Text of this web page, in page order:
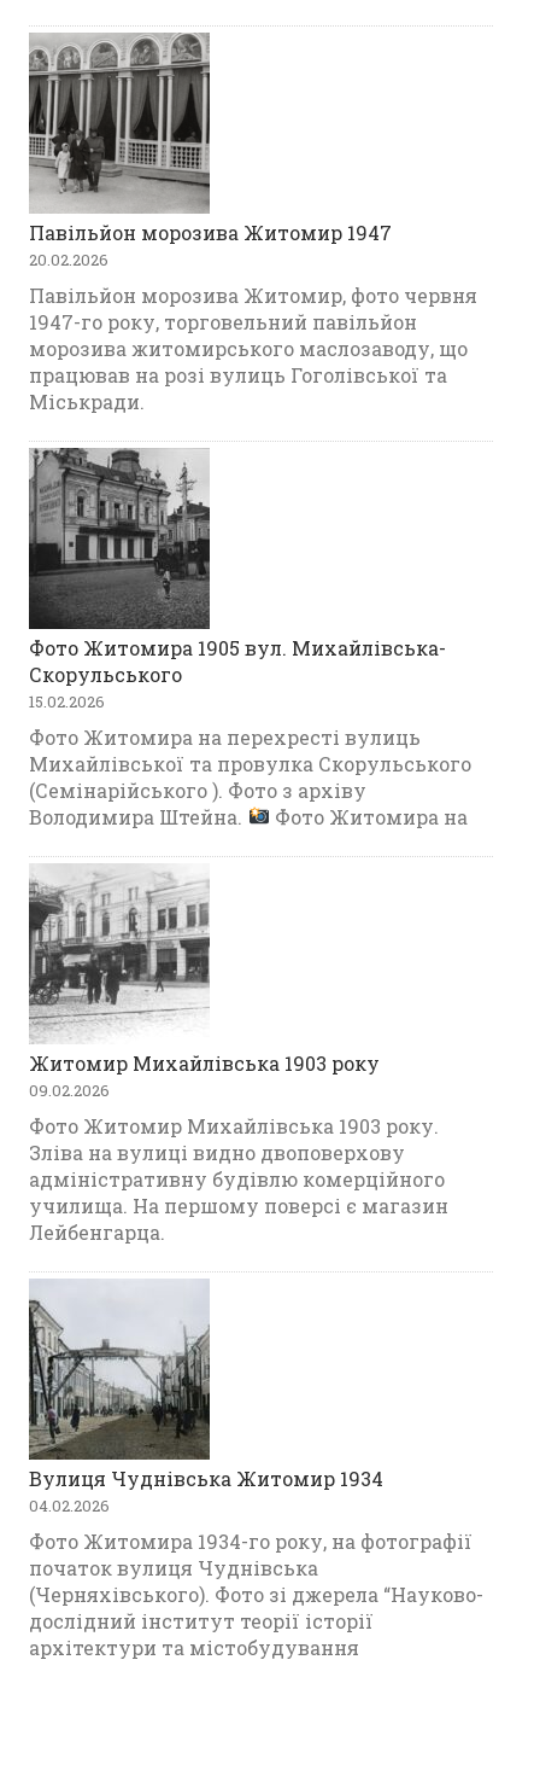
Павільйон морозива Житомир 1947
20.02.2026
Павільйон морозива Житомир, фото червня
1947-го року, торговельний павільйон
морозива житомирського маслозаводу, що
працював на розі вулиць Гоголівської та
Міськради.
Фото Житомира 1905 вул. Михайлівська-
Скорульського
15.02.2026
Фото Житомира на перехресті вулиць
Михайлівської та провулка Скорульського
(Семінарійського ). Фото з архіву
Володимира Штейна.
Фото Житомира на
Житомир Михайлівська 1903 року
09.02.2026
Фото Житомир Михайлівська 1903 року.
Зліва на вулиці видно двоповерхову
адміністративну будівлю комерційного
училища. На першому поверсі є магазин
Лейбенгарца.
Вулиця Чуднівська Житомир 1934
04.02.2026
Фото Житомира 1934-го року, на фотографії
початок вулиця Чуднівська
(Черняхівського). Фото зі джерела “Науково-
дослідний інститут теорії історії
архітектури та містобудування